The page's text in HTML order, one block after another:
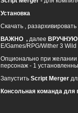
Установка
Скачать ,
ВАЖНО , далее ВРУЧНУЮ
E/Games/RPG/Wither 3
Опционально при желании
персонаж - 1
Запустить Script Merger
Консольная команда